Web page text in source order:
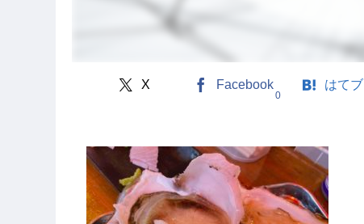
X Facebook
0
はてブ